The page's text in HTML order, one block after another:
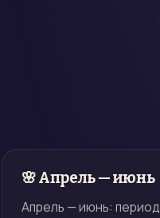
🌸 Апрель — июнь
Апрель — июнь: период